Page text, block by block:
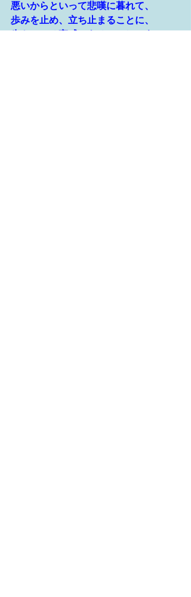
悪いからといって悲嘆に暮れて、
歩みを止め、立ち止まることに、